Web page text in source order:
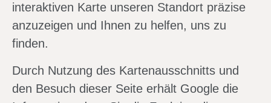
interaktiven Karte unseren Standort präzise
anzuzeigen und Ihnen zu helfen, uns zu
finden.
Durch Nutzung des Kartenausschnitts und
den Besuch dieser Seite erhält Google die